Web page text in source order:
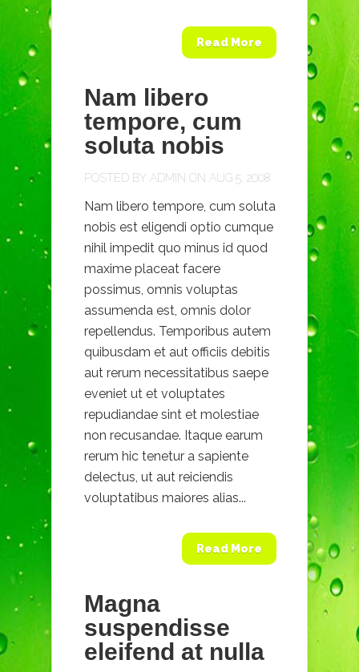
Read More
Nam libero
tempore, cum
soluta nobis
POSTED BY ADMIN ON AUG 5, 2008
Nam libero tempore, cum soluta
nobis est eligendi optio cumque
nihil impedit quo minus id quod
maxime placeat facere
possimus, omnis voluptas
assumenda est, omnis dolor
repellendus. Temporibus autem
quibusdam et aut officiis debitis
aut rerum necessitatibus saepe
eveniet ut et voluptates
repudiandae sint et molestiae
non recusandae. Itaque earum
rerum hic tenetur a sapiente
delectus, ut aut reiciendis
voluptatibus maiores alias...
Read More
Magna
suspendisse
eleifend at nulla